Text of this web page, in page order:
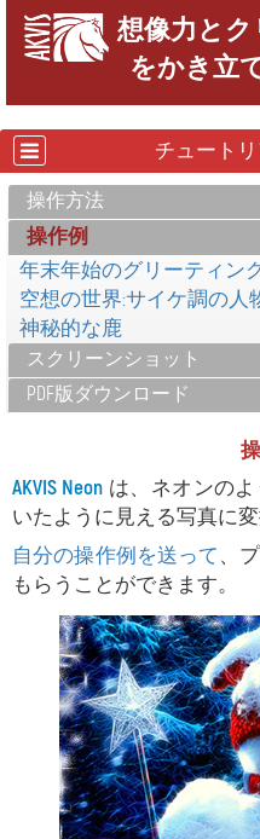
想像力と
をかき立
チュートリ
操作方法
操作例
年末年始のグリーティン
空想の世界:サイケ調の人
神秘的な鹿
スクリーンショット
PDF版ダウンロード
AKVIS Neon は、ネオンの
いたように見える写真に変
自分の操作例を送って、
もらうことができます。